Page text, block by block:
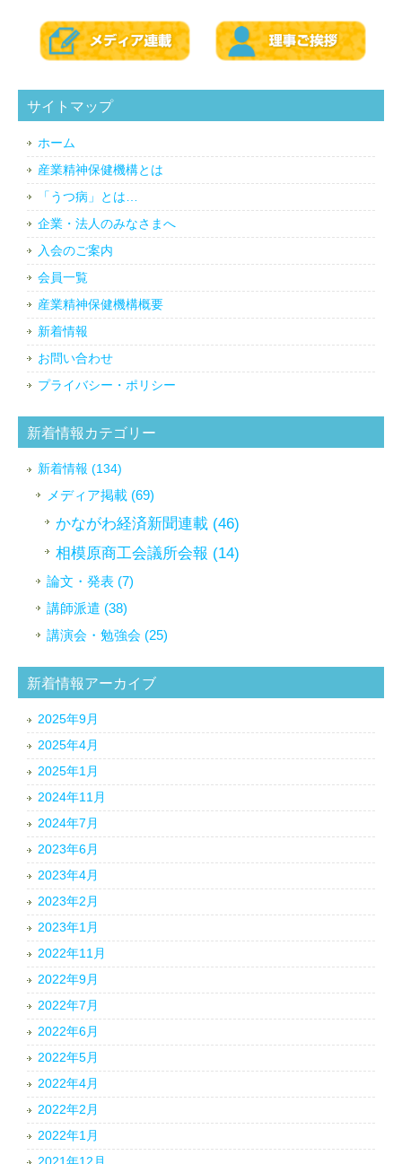
サイトマップ
ホーム
産業精神保健機構とは
「うつ病」とは…
企業・法人のみなさまへ
入会のご案内
会員一覧
産業精神保健機構概要
新着情報
お問い合わせ
プライバシー・ポリシー
新着情報カテゴリー
新着情報 (134)
メディア掲載 (69)
かながわ経済新聞連載 (46)
相模原商工会議所会報 (14)
論文・発表 (7)
講師派遣 (38)
講演会・勉強会 (25)
新着情報アーカイブ
2025年9月
2025年4月
2025年1月
2024年11月
2024年7月
2023年6月
2023年4月
2023年2月
2023年1月
2022年11月
2022年9月
2022年7月
2022年6月
2022年5月
2022年4月
2022年2月
2022年1月